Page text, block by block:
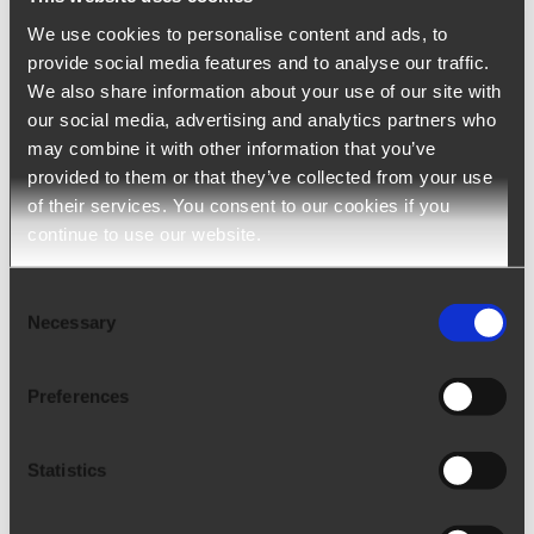
We use cookies to personalise content and ads, to
provide social media features and to analyse our traffic.
We also share information about your use of our site with
our social media, advertising and analytics partners who
may combine it with other information that you’ve
provided to them or that they’ve collected from your use
of their services. You consent to our cookies if you
continue to use our website.
Selection
Necessary
Preferences
Statistics
Ngage Temp – Front Office
El software para Empresas de Trabajo Temporal
que aumenta la productividad y los márgenes
SABER MÁSarrow_upward